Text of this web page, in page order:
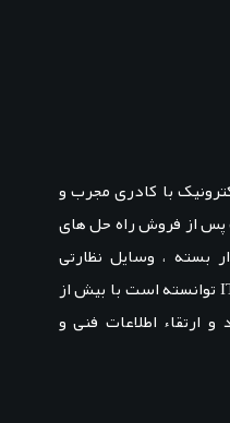
با کادری مجرب و
از فروش راه حل های
بسته ، وسایل نظارتی
ساختمان و تجهیزات شبکه ، مخابرات و IT توانسته است با بیش از
ارتقاء اطلاعات فنی و